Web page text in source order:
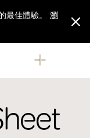
瀏
最佳體驗。
瀏